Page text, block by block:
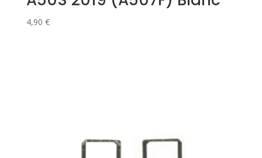
4,90 €